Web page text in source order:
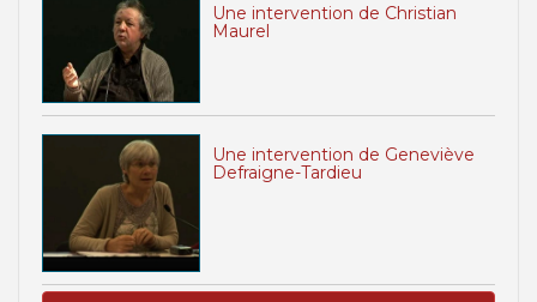
Une intervention de Christian
Maurel
Une intervention de Geneviève
Defraigne-Tardieu